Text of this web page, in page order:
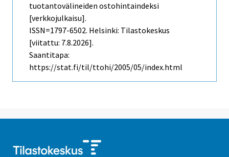
tuotantovälineiden ostohintaindeksi
[verkkojulkaisu].
ISSN=1797-6502. Helsinki: Tilastokeskus
[viitattu: 7.8.2026].
Saantitapa:
https://stat.fi/til/ttohi/2005/05/index.html